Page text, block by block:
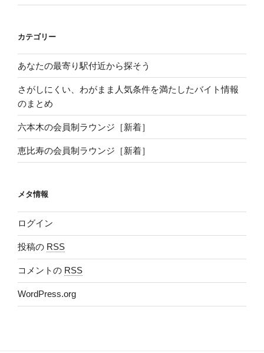
カテゴリー
あなたの最寄り駅付近から探そう
さがしにくい、わがまま人気条件を満たしたバイト情報
のまとめ
六本木の会員制ラウンジ［新着］
恵比寿の会員制ラウンジ［新着］
メタ情報
ログイン
投稿の RSS
コメントの RSS
WordPress.org